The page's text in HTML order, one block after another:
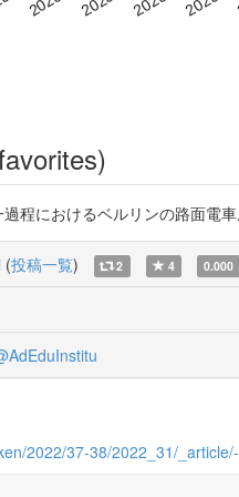
程におけるベルリンの路面
(投稿一覧) 2 4 0.000
2022/37-38/2022_31/